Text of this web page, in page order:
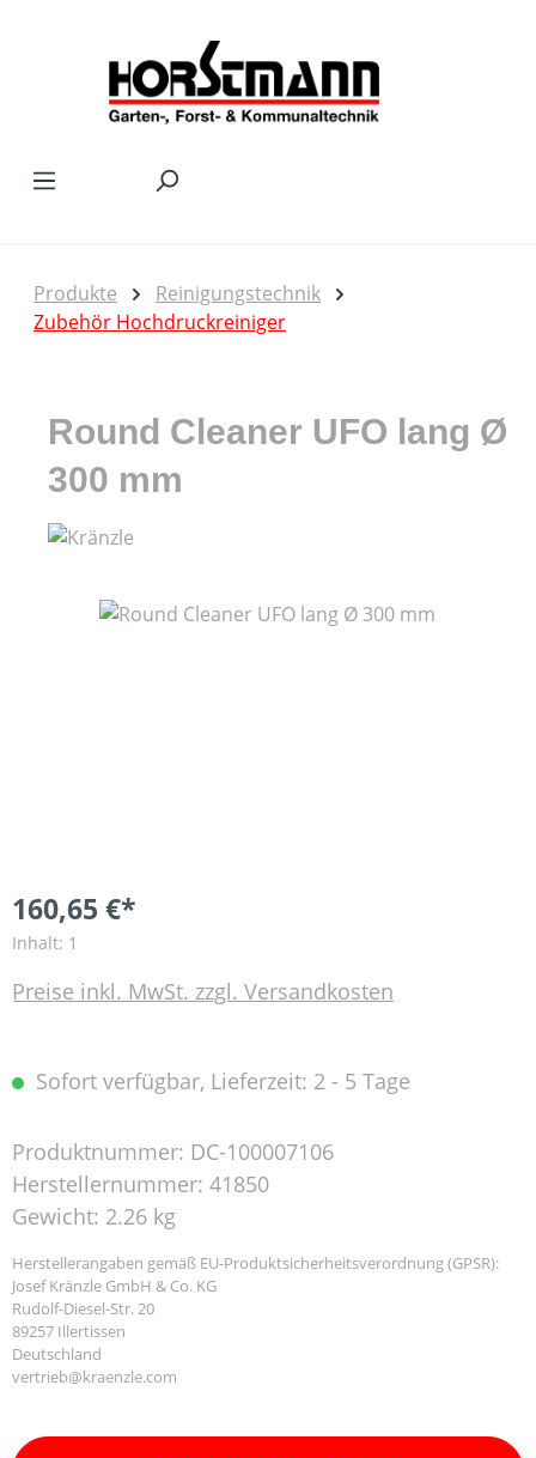
Produkte
Reinigungstechnik
Zubehör Hochdruckreiniger
Round Cleaner UFO lang Ø
300 mm
Bildergalerie überspringen
160,65 €*
Inhalt: 1
Preise inkl. MwSt. zzgl. Versandkosten
Sofort verfügbar, Lieferzeit: 2 - 5 Tage
Produktnummer: DC-100007106
Herstellernummer: 41850
Gewicht: 2.26 kg
Herstellerangaben gemäß EU-Produktsicherheitsverordnung (GPSR):
Josef Kränzle GmbH & Co. KG
Rudolf-Diesel-Str. 20
89257 Illertissen
Deutschland
vertrieb@kraenzle.com